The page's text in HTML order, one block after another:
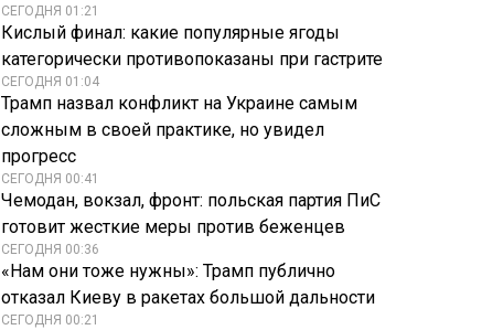
СЕГОДНЯ 01:21
Кислый финал: какие популярные ягоды
категорически противопоказаны при гастрите
СЕГОДНЯ 01:04
Трамп назвал конфликт на Украине самым
сложным в своей практике, но увидел
прогресс
СЕГОДНЯ 00:41
Чемодан, вокзал, фронт: польская партия ПиС
готовит жесткие меры против беженцев
СЕГОДНЯ 00:36
«Нам они тоже нужны»: Трамп публично
отказал Киеву в ракетах большой дальности
СЕГОДНЯ 00:21